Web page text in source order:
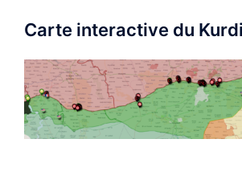
Carte interactive du